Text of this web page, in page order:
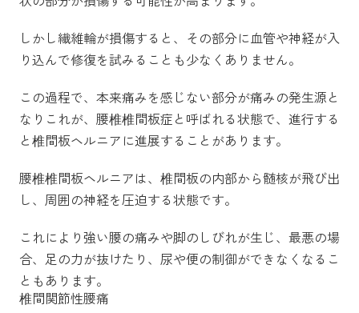
しかし繊維輪が損傷すると、その部分に血管や神経が入
り込んで修復を試みることも少なくありません。
この過程で、本来痛みを感じない部分が痛みの発生源と
なりこれが、腰椎椎間板症と呼ばれる状態で、進行する
と椎間板ヘルニアに進展することがあります。
腰椎椎間板ヘルニアは、椎間板の内部から髄核が飛び出
し、周囲の神経を圧迫する状態です。
これにより強い腰の痛みや脚のしびれが生じ、最悪の場
合、足の力が抜けたり、尿や便の制御ができなくなるこ
ともあります。
椎間関節性腰痛